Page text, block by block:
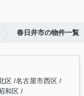
春日井市の物件一覧
区 名古屋市西区
和区